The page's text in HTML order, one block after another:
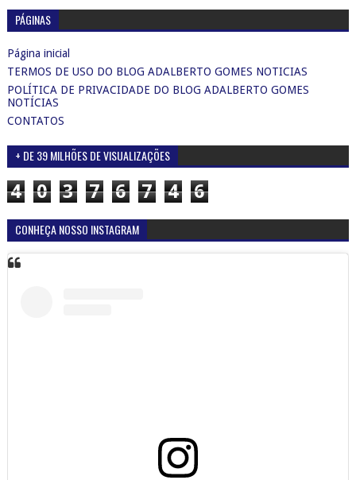
PÁGINAS
Página inicial
TERMOS DE USO DO BLOG ADALBERTO GOMES NOTICIAS
POLÍTICA DE PRIVACIDADE DO BLOG ADALBERTO GOMES
NOTÍCIAS
CONTATOS
+ DE 39 MILHÕES DE VISUALIZAÇÕES
4 0 3 7 6 7 4 6
CONHEÇA NOSSO INSTAGRAM